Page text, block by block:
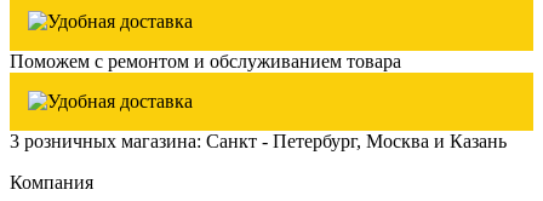
Поможем с ремонтом и обслуживанием товара
3 розничных магазина: Санкт - Петербург, Москва и Казань
Компания